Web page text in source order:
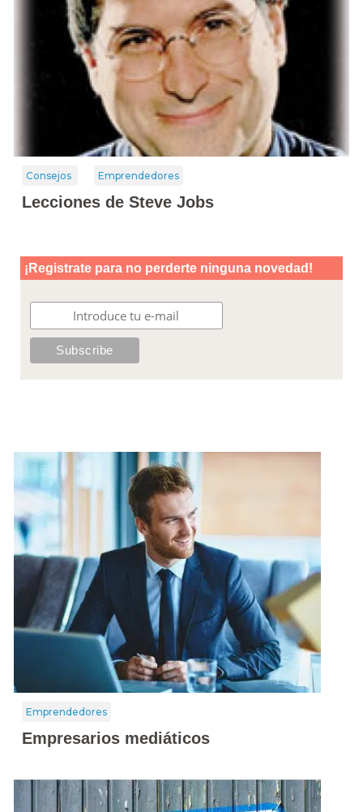
Consejos Emprendedores
Lecciones de Steve Jobs
Emprendedores
Empresarios mediáticos